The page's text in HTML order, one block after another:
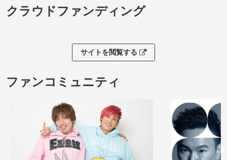
クラウドファンディング
サイトを閲覧する
ファンコミュニティ